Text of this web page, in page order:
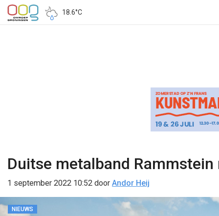
18.6°C
Duitse metalband
1 september 2022 10:52 door Andor Heij
NIEUWS